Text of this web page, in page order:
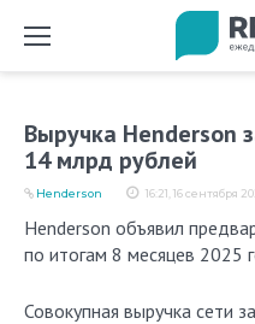
Выручка Henderson
14 млрд рублей
16:21, 16 сентября
Henderson
Henderson объявил предварительные данные о выручке
по итогам 8 месяцев 2025
Совокупная выручка сети